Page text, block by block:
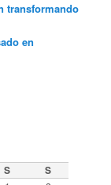
transformando
en
S S